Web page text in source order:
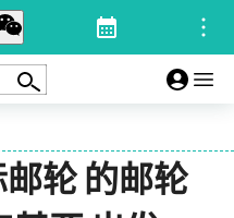
轮 的邮轮